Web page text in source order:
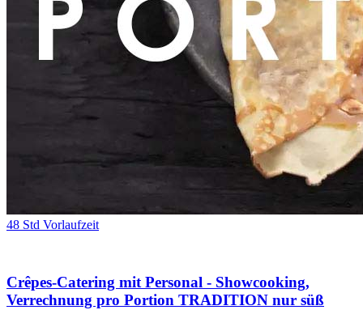
48 Std Vorlaufzeit
Crêpes-Catering mit Personal - Showcooking,
Verrechnung pro Portion TRADITION nur süß